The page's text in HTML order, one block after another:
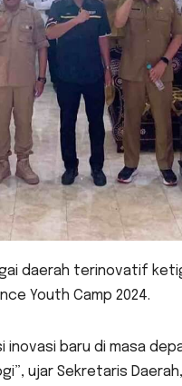
daerah terinovatif
Youth Camp 2024.
inovasi baru di masa
ujar Sekretaris Daerah,